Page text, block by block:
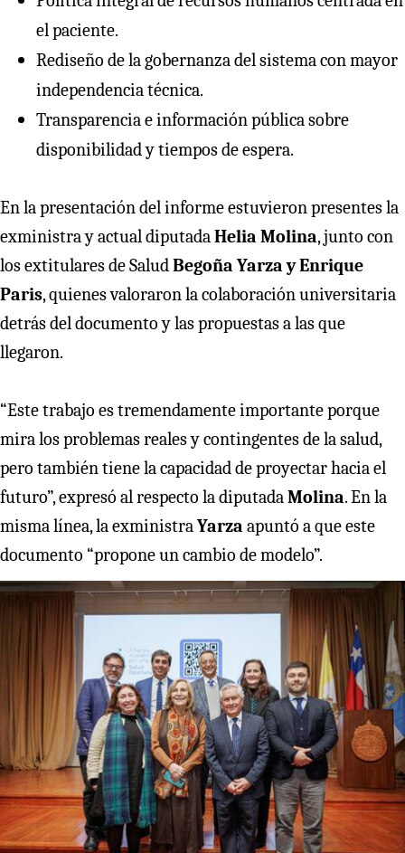
el paciente.
Rediseño de la gobernanza del sistema con mayor
independencia técnica.
Transparencia e información pública sobre
disponibilidad y tiempos de espera.
En la presentación del informe estuvieron presentes la
exministra y actual diputadaHelia Molina, junto con
los extitulares de SaludBegoña Yarza y Enrique
Paris, quienes valoraron la colaboración universitaria
detrás del documento y las propuestas a las que
llegaron.
“Este trabajo es tremendamente importante porque
mira los problemas reales y contingentes de la salud,
pero también tiene la capacidad de proyectar hacia el
futuro”, expresó al respecto la diputadaMolina. En la
misma línea, la exministraYarza apuntó a que este
documento “propone un cambio de modelo”.